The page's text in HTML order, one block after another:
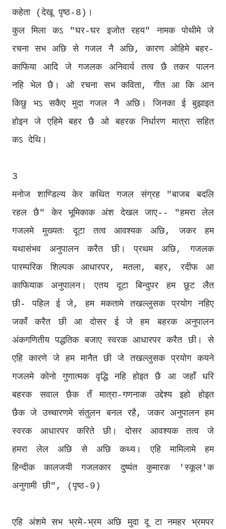
कहेता (देखू पृष्ठ-8)।
कुल मिला कऽ "घर-घर इजोत रहय" नामक पोथीमे जे
रचना सभ अछि से गजल नै अछि, कारण ओहिमे बहर-
काफिया आदि जे गजलक अनिवार्य तत्व छै तकर पालन
नहि भेल छै। ओ रचना सभ कविता, गीत आ कि आन
किछु भऽ सकैए मुदा गजल नै अछि। जिनका ई बुझाइत
होइन जे एहिमे बहर छै ओ बहरक निर्धारण मात्रा सहित
कऽ देथि।
3
मनोज शाण्डिल्य केर कथित गजल संग्रह "बाजब बदलि
रहल छै" केर भूमिकाक अंश देखल जाए-- "हमरा लेल
गजलमे मुख्यतः दूटा तत्व आवश्यक अछि, जकर हम
यथासंभव अनुपालन करैत छी। प्रथम अछि, गजलक
पारम्परिक शिल्पक आधारपर, मतला, बहर, रदीफ आ
काफियाक अनुपालन। एतय दूटा बिन्दुपर हम छूट लैत
छी- पहिल ई जे, हम मकतामे तखल्लुसक प्रयोग नहिए
जकाँ करैत छी आ दोसर ई जे हम बहरक अनुपालन
अंकगणितीय पद्धतिक बजाए स्वरक आधारपर करैत छी। से
एहि कारणे जे हम मानैत छी जे तखल्लुसक प्रयोग कयने
गजलमे कोनो गुणात्मक वृद्धि नहि होइत छै आ जहाँ धरि
बहरक सवाल छैक तँ मात्रा-गणनाक उद्देश्य इहो होइत
छैक जे उच्चारणमे संतुलन बनल रहै, जकर अनुपालन हम
स्वरक आधारपर करिते छी। दोसर आवश्यक तत्व जे
हमरा लेल अछि से अछि कथ्य। एहि मामिलामे हम
हिन्दीक कालजयी गजलकार दुष्यंत कुमारक 'स्कूल'क
अनुगामी छी", (पृष्ठ-9)
एहि अंशमे सभ भ्रमे-भ्रम अछि मुदा दू टा नमहर भ्रमपर